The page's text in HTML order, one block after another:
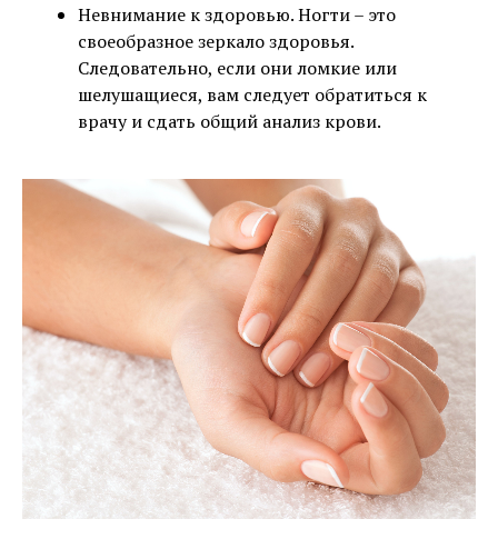
Невнимание к здоровью. Ногти – это
своеобразное зеркало здоровья.
Следовательно, если они ломкие или
шелушащиеся, вам следует обратиться к
врачу и сдать общий анализ крови.